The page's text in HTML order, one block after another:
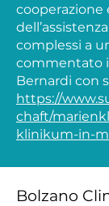
cooperazione
complessi a
commentato
Bernardi con
https://
chaft/
klinikum-in-
Bolzano